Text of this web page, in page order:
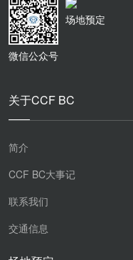
微信公众号
场地预定
关于CCF BC
简介
CCF BC大事记
联系我们
交通信息